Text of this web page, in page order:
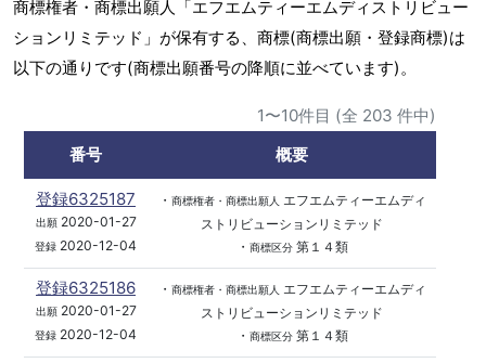
商標権者・商標出願人「エフエムティーエムディストリビュー
ションリミテッド」が保有する、商標(商標出願・登録商標)は
以下の通りです(商標出願番号の降順に並べています)。
1〜10件目 (全 203 件中)
番号
概要
登録6325187
出願2020-01-27
登録 2020-12-04
・ 商標権者・商標出願人
エフエムティーエムディ
ストリビューションリミテッド
・ 商標区分第１４類
登録6325186
出願2020-01-27
登録 2020-12-04
・ 商標権者・商標出願人
エフエムティーエムディ
ストリビューションリミテッド
・ 商標区分第１４類